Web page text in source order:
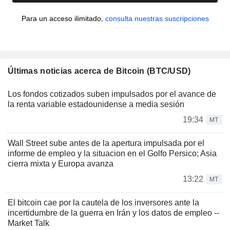
Para un acceso ilimitado, consulta nuestras suscripciones
Últimas noticias acerca de Bitcoin (BTC/USD)
Los fondos cotizados suben impulsados por el avance de
la renta variable estadounidense a media sesión
19:34
MT
Wall Street sube antes de la apertura impulsada por el
informe de empleo y la situacion en el Golfo Persico; Asia
cierra mixta y Europa avanza
13:22
MT
El bitcoin cae por la cautela de los inversores ante la
incertidumbre de la guerra en Irán y los datos de empleo --
Market Talk